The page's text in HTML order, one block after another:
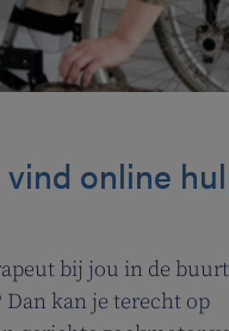
online
bij jou in de
kan je terecht op